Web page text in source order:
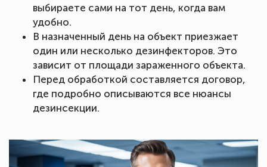
выбираете сами на тот день, когда вам
удобно.
В назначенный день на объект приезжает
один или несколько дезинфекторов. Это
зависит от площади зараженного объекта.
Перед обработкой составляется договор,
где подробно описываются все нюансы
дезинсекции.